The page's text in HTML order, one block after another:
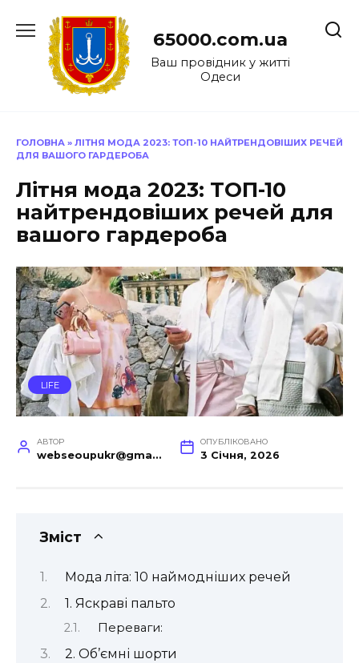
до
65000.com.ua
Ваш провідник у житті
Одеси
ГОЛОВНА » ЛІТНЯ МОДА 2023: ТОП-10 НАЙТРЕНДОВІШИХ РЕЧЕЙ
ДЛЯ ВАШОГО ГАРДЕРОБА
Літня мода 2023: ТОП-10
найтрендовіших речей для
вашого гардероба
LIFE
АВТОР
webseoupukr@gmail.com
ОПУБЛІКОВАНО
3 Січня, 2026
Зміст
Мода літа: 10 наймодніших речей
1. Яскраві пальто
Переваги:
2. Об’ємні шорти